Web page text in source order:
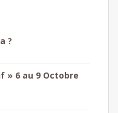
?
» 6 au 9 Octobre